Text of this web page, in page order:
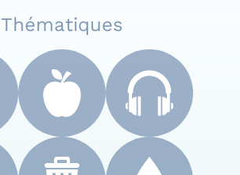
Thématiques